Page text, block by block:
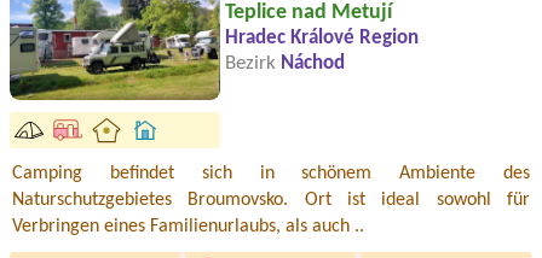
Teplice nad Metují
Hradec Králové Region
Bezirk Náchod
Camping befindet sich in schönem Ambiente des
Naturschutzgebietes Broumovsko. Ort ist ideal sowohl für
Verbringen eines Familienurlaubs, als auch ..